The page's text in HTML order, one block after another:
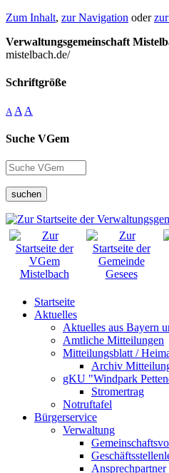
Zum Inhalt, zur Navigation oder
Verwaltungsgemeinschaft
mistelbach.de/
Schriftgröße
A A A
Suche VGem
suchen
Startseite
Aktuelles
Aktuelles aus Bayern
Amtliche Mitteilungen
Mitteilungsblatt /
Archiv
gKU "Windpark
Stromertrag
Notruftafel
Bürgerservice
Verwaltung
Ansprechpartner